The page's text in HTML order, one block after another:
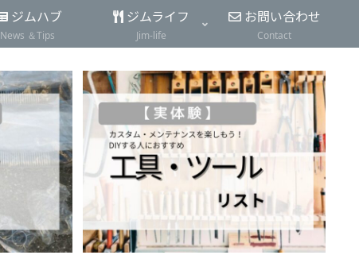
ジムハブ
News ＆Tips
ジムライフ
Jim-life
お問い合わせ
Contact